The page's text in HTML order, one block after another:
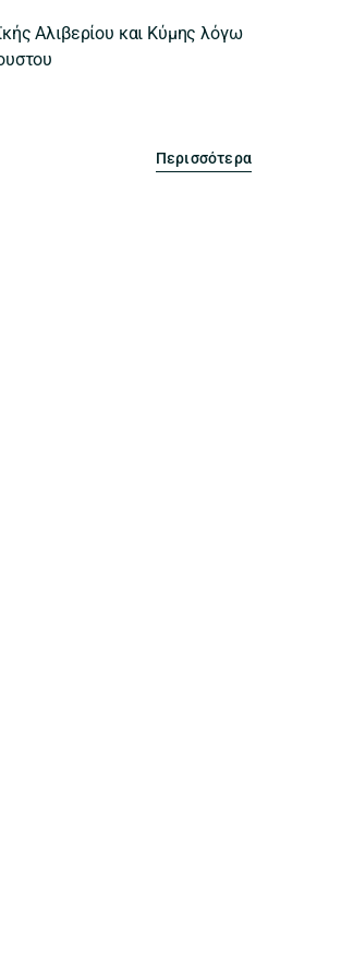
Αλιβερίου και Κύμης λόγω
Περισσότερα